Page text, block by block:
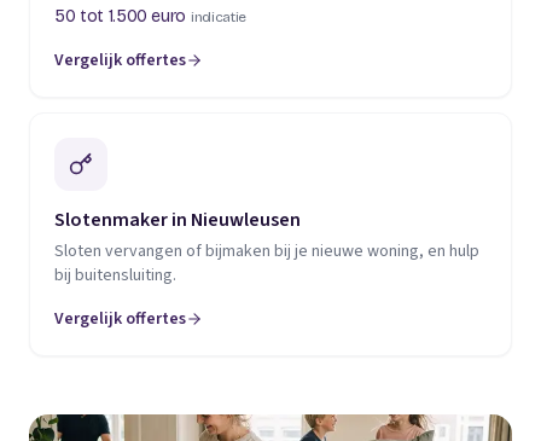
50 tot 1.500 euro indicatie
Vergelijk offertes
Slotenmaker in Nieuwleusen
Sloten vervangen of bijmaken bij je nieuwe woning, en hulp
bij buitensluiting.
Vergelijk offertes